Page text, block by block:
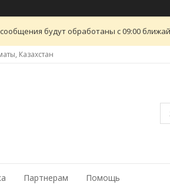
будут обработаны с 09:00
Казахстан
Партнерам Помощь